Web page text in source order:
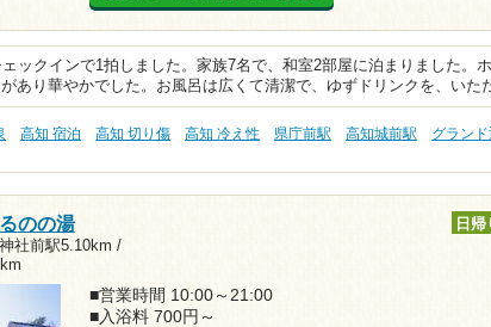
ェックインで1拍しました。家族7名で、和室2部屋に泊まりました。
があり華やかでした。お風呂は広くて清潔で、ゆずドリンクを、い
高知 宿泊 高知 切り傷 高知 冷え性 県庁前駅 高知城前駅
グラン
のの湯
社前駅5.10km /
日帰
■営業時間 10:00～21:00
■入浴料 700円～